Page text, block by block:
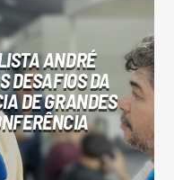
ANDRÉ
DESAFIOS DA
DE GRANDES